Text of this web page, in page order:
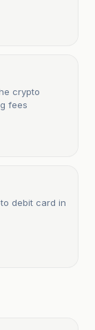
crypto
fees
debit card in